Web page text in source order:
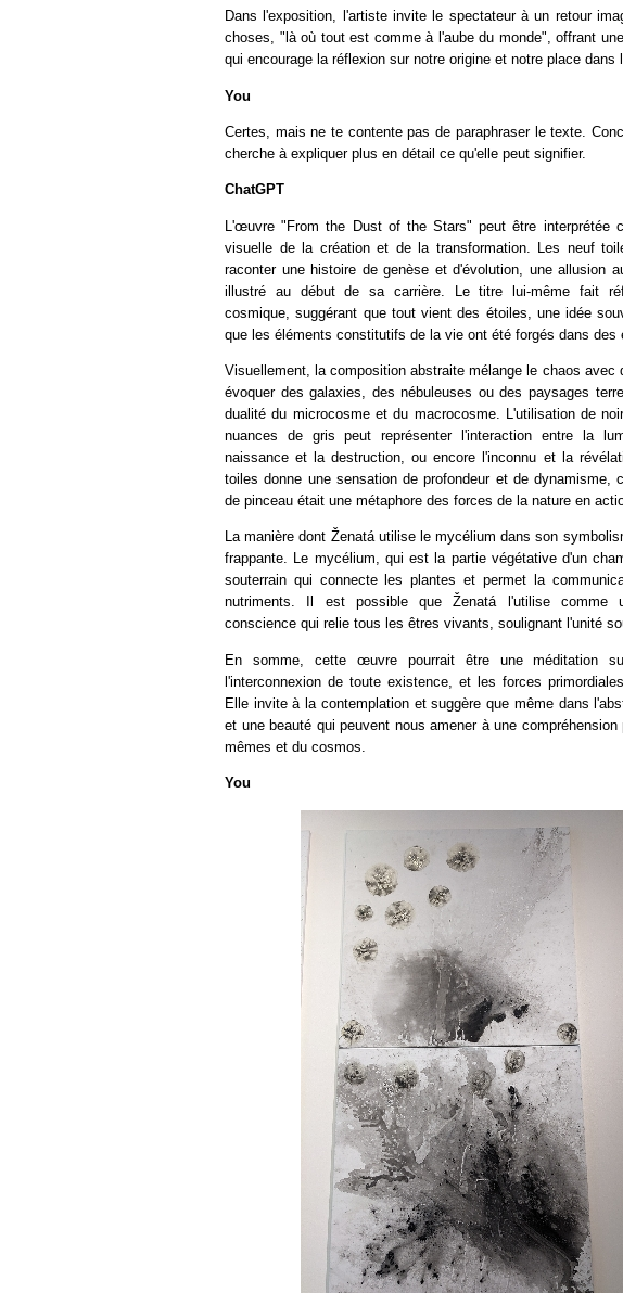
Dans l'exposition, l'artiste invite le spectateur à un retour
choses, "là où tout est comme à l'aube du monde", offrant
qui encourage la réflexion sur notre origine et notre place dans
You
Certes, mais ne te contente pas de paraphraser le texte.
cherche à expliquer plus en détail ce qu'elle peut signifier.
ChatGPT
L'œuvre "From the Dust of the Stars" peut être interprétée
visuelle de la création et de la transformation. Les neuf
raconter une histoire de genèse et d'évolution, une allusion
illustré au début de sa carrière. Le titre lui-même fait
cosmique, suggérant que tout vient des étoiles, une idée
que les éléments constitutifs de la vie ont été forgés dans des
Visuellement, la composition abstraite mélange le chaos avec
évoquer des galaxies, des nébuleuses ou des paysages
dualité du microcosme et du macrocosme. L'utilisation de
nuances de gris peut représenter l'interaction entre la
naissance et la destruction, ou encore l'inconnu et la
toiles donne une sensation de profondeur et de dynamisme,
de pinceau était une métaphore des forces de la nature en
La manière dont Ženatá utilise le mycélium dans son
frappante. Le mycélium, qui est la partie végétative d'un
souterrain qui connecte les plantes et permet la
nutriments. Il est possible que Ženatá l'utilise comme
conscience qui relie tous les êtres vivants, soulignant l'unité
En somme, cette œuvre pourrait être une méditation
l'interconnexion de toute existence, et les forces
Elle invite à la contemplation et suggère que même dans
et une beauté qui peuvent nous amener à une
mêmes et du cosmos.
You